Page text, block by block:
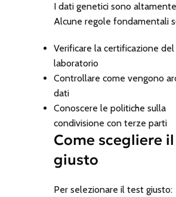
I dati genetici sono
Alcune regole fondamentali
Verificare la certificazione del
laboratorio
Controllare come vengono
dati
Conoscere le politiche sulla
condivisione con terze parti
Come scegliere
giusto
Per selezionare il test giusto: